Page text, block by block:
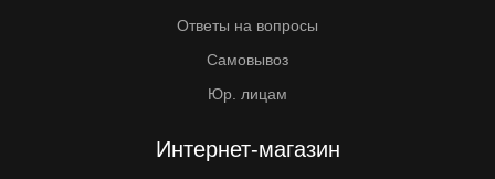
Ответы на вопросы
Самовывоз
Юр. лицам
Интернет-магазин